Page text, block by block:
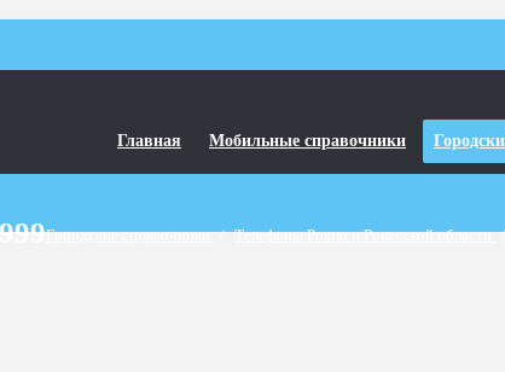
Главная Мобильные справочники
Городские справочники / Телефоны Ровно и Ровенской области /